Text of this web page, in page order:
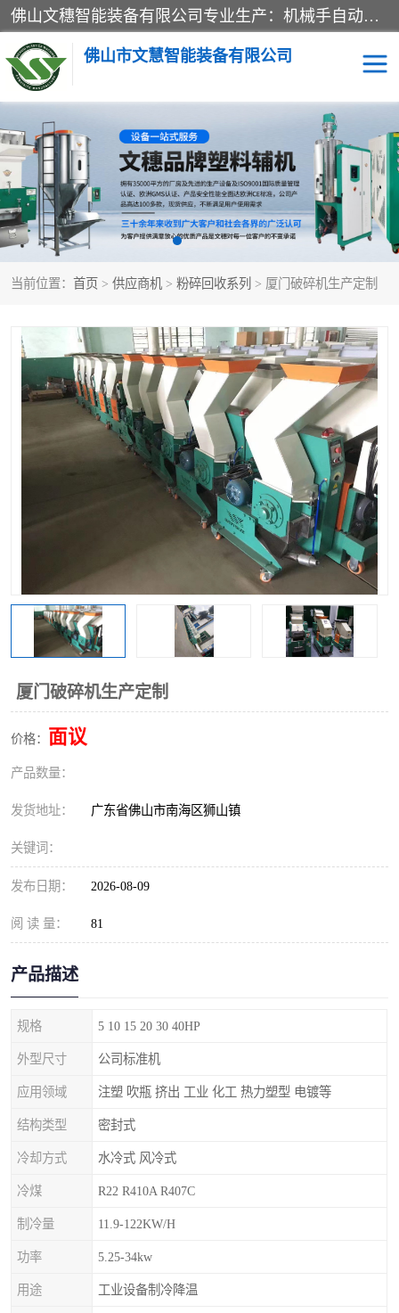
佛山文穗智能装备有限公司专业生产：机械手自动化系列；塑料粉碎机回收系列；塑料混色机系列；温度控制系列：模温机，冷水机；供料输送系列：中央供料系统，欧化/独立式吸料机，分体式吸料机；整机保修一年，易损件除外。
佛山市文慧智能装备有限公司
当前位置： 首页 > 供应商机 > 粉碎回收系列 > 厦门破碎机生产定制
厦门破碎机生产定制
价格： 面议
产品数量：
发货地址： 广东省佛山市南海区狮山镇
关键词：
发布日期： 2026-08-09
阅 读 量： 81
产品描述
规格 5 10 15 20 30 40HP
外型尺寸 公司标准机
应用领域 注塑 吹瓶 挤出 工业 化工 热力塑型 电镀等
结构类型 密封式
冷却方式 水冷式 风冷式
冷煤 R22 R410A R407C
制冷量 11.9-122KW/H
功率 5.25-34kw
用途 工业设备制冷降温
粉碎回收系列 干燥除湿系列
塑料破碎机 工业冷水机
三机一体除湿干燥机 塑料干燥机
塑料混色机 模温机
供料输送系列 塑料吸料机
三机一体除湿机